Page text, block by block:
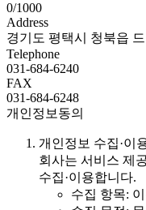
0/1000
Address
경기도 평택시 청북읍
Telephone
031-684-6240
FAX
031-684-6248
개인정보동의
개인정보 수집·이
회사는 서비스 제
수집·이용합니다.
수집 항목: